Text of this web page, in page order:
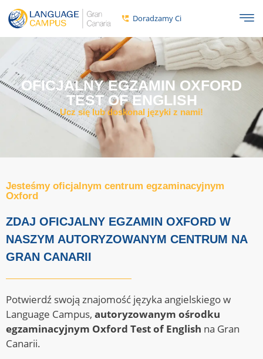
Doradzamy Ci
OFICJALNY EGZAMIN OXFORD
TEST OF ENGLISH
Ucz się lub doskonal języki z nami!
Jesteśmy oficjalnym centrum egzaminacyjnym
Oxford
ZDAJ OFICJALNY EGZAMIN OXFORD W
NASZYM AUTORYZOWANYM CENTRUM NA
GRAN CANARII
Potwierdź swoją znajomość języka angielskiego w
Language Campus, autoryzowanym ośrodku
egzaminacyjnym Oxford Test of English na Gran
Canarii.